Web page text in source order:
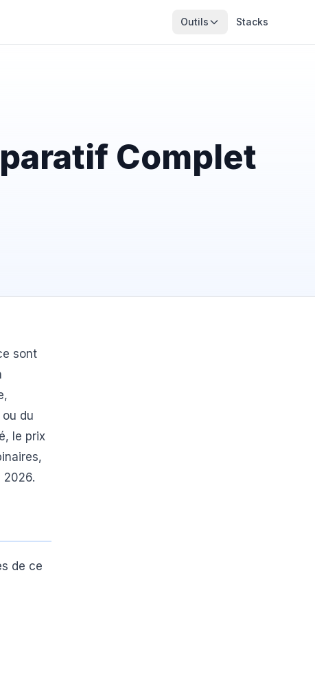
Outils Stacks
Complet
sont
du
le prix
2026.
de ce